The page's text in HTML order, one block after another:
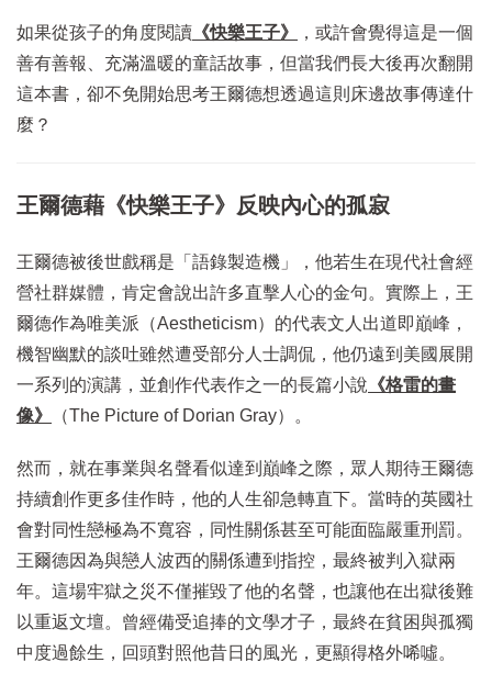
如果從孩子的角度閱讀 《快樂王子》
，或許會覺得這是一個
善有善報、充滿溫暖的童話故事，但當我們長大後再次翻開
這本書，卻不免開始思考王爾德想透過這則床邊故事傳達什
麼？
王爾德藉《快樂王子》反映內心的孤寂
王爾德被後世戲稱是「語錄製造機」，他若生在現代社會經
營社群媒體，肯定會說出許多直擊人心的金句。實際上，王
爾德作為唯美派（Aestheticism）的代表文人出道即巔峰，
機智幽默的談吐雖然遭受部分人士調侃，他仍遠到美國展開
一系列的演講，並創作代表作之一的長篇小說 《格雷的畫
像》
（The Picture of Dorian Gray）。
然而，就在事業與名聲看似達到巔峰之際，眾人期待王爾德
持續創作更多佳作時，他的人生卻急轉直下。當時的英國社
會對同性戀極為不寬容，同性關係甚至可能面臨嚴重刑罰。
王爾德因為與戀人波西的關係遭到指控，最終被判入獄兩
年。這場牢獄之災不僅摧毀了他的名聲，也讓他在出獄後難
以重返文壇。曾經備受追捧的文學才子，最終在貧困與孤獨
中度過餘生，回頭對照他昔日的風光，更顯得格外唏噓。